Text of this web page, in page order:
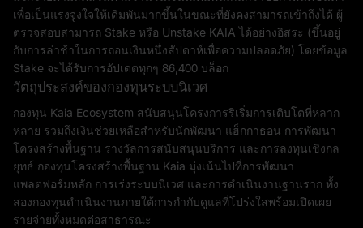
เพื่อเป็นแรงจูงใจให้เดิมพันมากขึ้นในขณะที่ยังคงสามารถเข้าถึงได้ ผู้
ตรวจสอบสามารถ Stake หรือ Unstake KAIA ได้อย่างอิสระ (ขึ้นอยู่
กับการล่าช้าในการถอนเงินหนึ่งสัปดาห์เพื่อความปลอดภัย) โดยข้อมูล
Stake จะได้รับการอัปเดตทุกๆ 86,400 บล็อก
วัตถุประสงค์ของกองทุนระบบนิเวศ
กองทุน Kaia Ecosystem สนับสนุนโครงการริเริ่มการเติบโตที่หลาก
หลาย รวมถึงเงินช่วยเหลือสำหรับนักพัฒนา แฮ็กกาธอน การพัฒนา
โครงสร้างพื้นฐาน รางวัลการสนับสนุนบริการ และการลงทุนเชิงกล
ยุทธ์ กองทุนโครงสร้างพื้นฐาน Kaia มุ่งเน้นไปที่การพัฒนา
แพลตฟอร์มหลัก การเร่งระบบนิเวศ และการดำเนินงานฐานราก ทั้ง
สองกองทุนดำเนินงานภายใต้การกำกับดูแลที่โปร่งใสพร้อมเปิดเผย
รายจ่ายทั้งหมดต่อสาธารณะ